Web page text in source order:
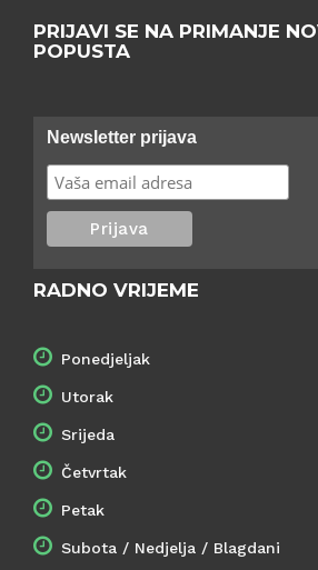
PRIJAVI SE NA PRIMANJE
POPUSTA
Newsletter prijava
RADNO VRIJEME
Ponedjeljak
Utorak
Srijeda
Četvrtak
Petak
Subota / Nedjelja / Blagdani